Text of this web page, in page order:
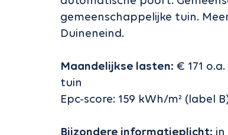
gemeenschappelijke tuin.
Duineneind.
Maandelijkse lasten: € 171
tuin
Epc-score: 159 kWh/m² (label
Bijzondere informatieplicht: